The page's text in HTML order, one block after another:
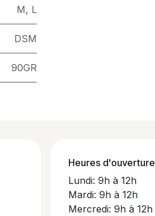
M, L
DSM
90GR
Heures d'ouverture
Lundi: 9h à 12h
Mardi: 9h à 12h
Mercredi: 9h à 12h